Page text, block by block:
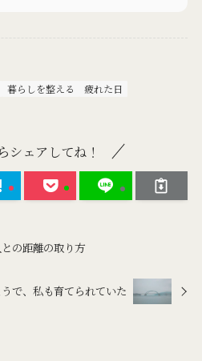
暮らしを整える
疲れた日
シェアしてね！
の距離の取り方
で、私も育てられていた